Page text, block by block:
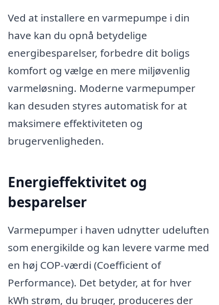
Ved at installere en varmepumpe i din
have kan du opnå betydelige
energibesparelser, forbedre dit boligs
komfort og vælge en mere miljøvenlig
varmeløsning. Moderne varmepumper
kan desuden styres automatisk for at
maksimere effektiviteten og
brugervenligheden.
Energieffektivitet og
besparelser
Varmepumper i haven udnytter udeluften
som energikilde og kan levere varme med
en høj COP-værdi (Coefficient of
Performance). Det betyder, at for hver
kWh strøm, du bruger, produceres der